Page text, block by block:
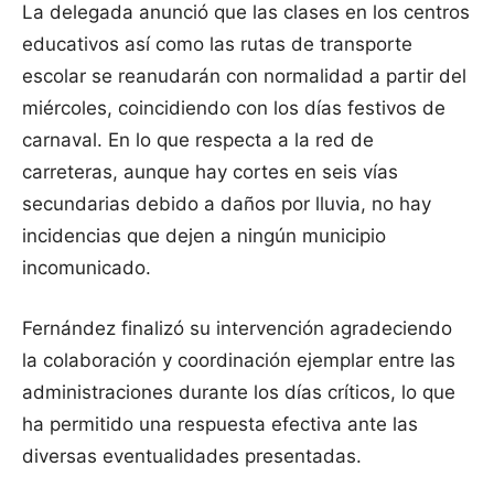
La delegada anunció que las clases en los centros
educativos así como las rutas de transporte
escolar se reanudarán con normalidad a partir del
miércoles, coincidiendo con los días festivos de
carnaval. En lo que respecta a la red de
carreteras, aunque hay cortes en seis vías
secundarias debido a daños por lluvia, no hay
incidencias que dejen a ningún municipio
incomunicado.
Fernández finalizó su intervención agradeciendo
la colaboración y coordinación ejemplar entre las
administraciones durante los días críticos, lo que
ha permitido una respuesta efectiva ante las
diversas eventualidades presentadas.